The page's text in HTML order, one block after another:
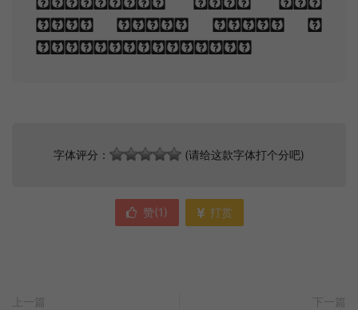
his face amid a
crowd of stars.
字体评分： (请给这款字体打个分吧)
赞(1) 打赏
上一篇
下一篇